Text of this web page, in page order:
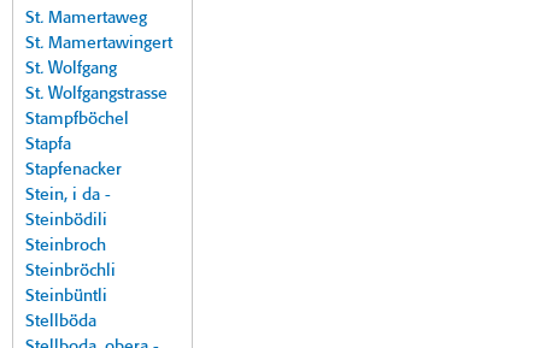
St. Mamertaweg
St. Mamertawingert
St. Wolfgang
St. Wolfgangstrasse
Stampfböchel
Stapfa
Stapfenacker
Stein, i da -
Steinbödili
Steinbroch
Steinbröchli
Steinbüntli
Stellböda